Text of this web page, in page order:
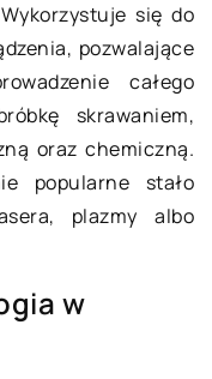
się do
pozwalające
całego
skrawaniem,
oraz chemiczną.
popularne stało
plazmy albo
w